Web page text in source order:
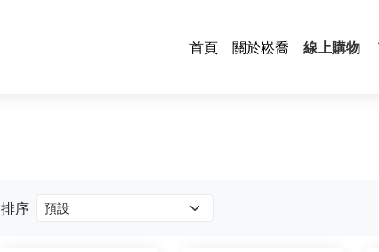
首頁 關於崧喬 線上購物
排序